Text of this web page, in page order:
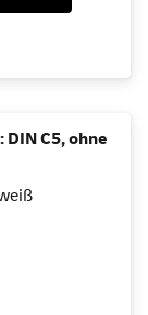
C5, ohne